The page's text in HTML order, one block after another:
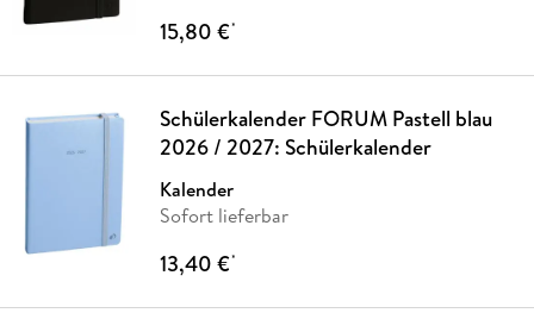
15,80 €*
Schülerkalender FORUM Pastell blau
2026 / 2027: Schülerkalender
Kalender
Sofort lieferbar
13,40 €*